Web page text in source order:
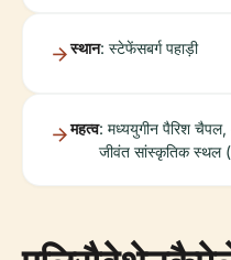
स्थान: स्टेफेंसबर्ग पहाड़ी
महत्व: मध्ययुगीन पैरिश
जीवंत सांस्कृतिक स्थल (